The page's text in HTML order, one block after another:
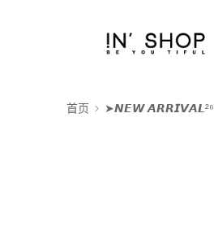
首页 ➤𝙉𝙀𝙒 𝘼𝙍𝙍𝙄𝙑𝘼𝙇²⁶